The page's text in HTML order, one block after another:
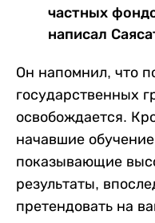
частных
написал
Он напомнил, что
государственных
освобождается.
начавшие
показывающие
результаты,
претендовать на